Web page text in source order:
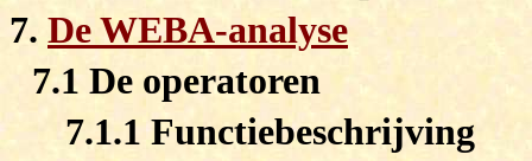
7. De WEBA-analyse
7.1 De operatoren
7.1.1 Functiebeschrijving